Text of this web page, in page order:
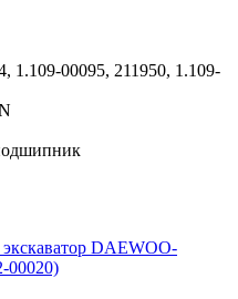
1.109-00095, 211950, 1.109-